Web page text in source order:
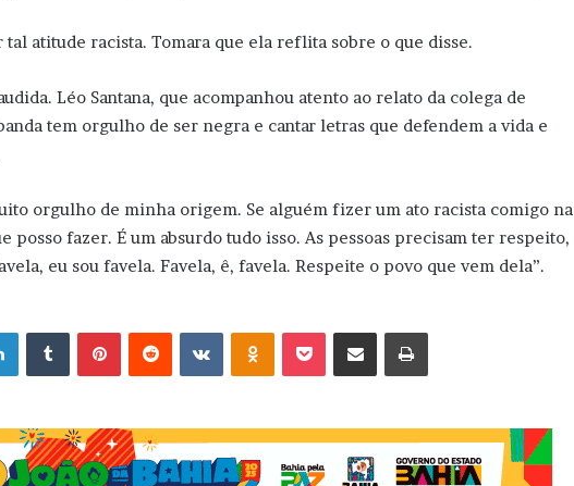
atitude racista. Tomara que ela reflita sobre o que disse.
Léo Santana, que acompanhou atento ao relato da colega de
tem orgulho de ser negra e cantar letras que defendem a vida e
orgulho de minha origem. Se alguém fizer um ato racista comigo na
posso fazer. É um absurdo tudo isso. As pessoas precisam ter respeito,
eu sou favela. Favela, ê, favela. Respeite o povo que vem dela”.
Linkedin VK OK